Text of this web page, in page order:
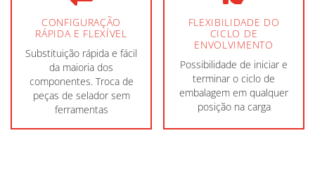
CONFIGURAÇÃO
RÁPIDA E FLEXÍVEL
Substituição rápida e fácil
da maioria dos
componentes. Troca de
peças de selador sem
ferramentas
FLEXIBILIDADE DO
CICLO DE
ENVOLVIMENTO
Possibilidade de iniciar e
terminar o ciclo de
embalagem em qualquer
posição na carga